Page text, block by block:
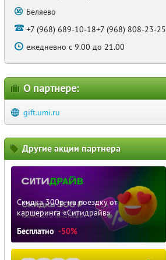
Беляево
+7 (968) 689-10-18+7 (968) 808-23-25
ежедневно с 9.00 до 21.00
О партнере:
gift.umi.ru
Другие акции партнера
Скидка 300р. на поездку от
каршеринга «Ситидрайв»
Бесплатно -50%